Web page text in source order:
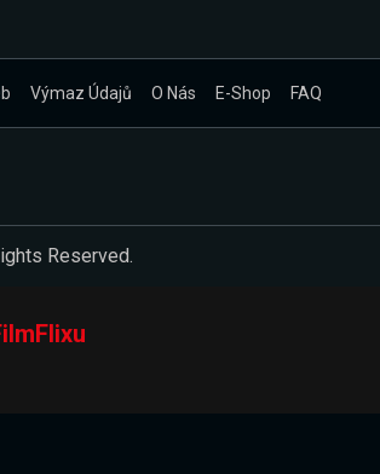
Výmaz Údajů O Nás E-Shop FAQ
Reserved.